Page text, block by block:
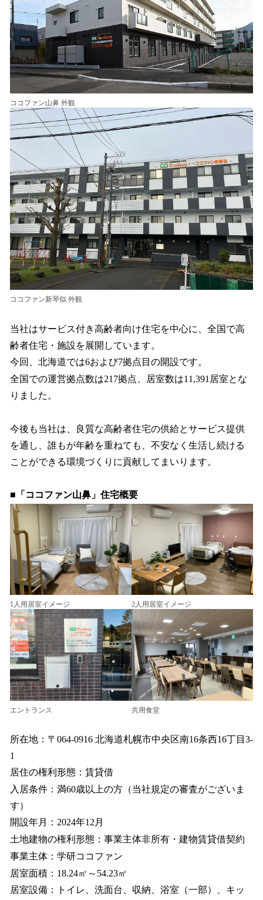
ココファン山鼻 外観
ココファン新琴似 外観
当社はサービス付き⾼齢者向け住宅を中⼼に、全国で⾼
齢者住宅・施設を展開しています。
今回、北海道では6および7拠点⽬の開設です。
全国での運営拠点数は217拠点、居室数は11,391居室とな
りました。
今後も当社は、良質な⾼齢者住宅の供給とサービス提供
を通し、誰もが年齢を重ねても、不安なく⽣活し続ける
ことができる環境づくりに貢献してまいります。
■「ココファン山鼻」住宅概要
1人用居室イメージ 2人用居室イメージ
エントランス 共用食堂
所在地：〒064-0916 北海道札幌市中央区南16条西16丁目3-
1
居住の権利形態：賃貸借
入居条件：満60歳以上の方（当社規定の審査がございま
す）
開設年月：2024年12月
土地建物の権利形態：事業主体非所有・建物賃貸借契約
事業主体：学研ココファン
居室面積：18.24㎡～54.23㎡
居室設備：トイレ、洗面台、収納、浴室（一部）、キッ